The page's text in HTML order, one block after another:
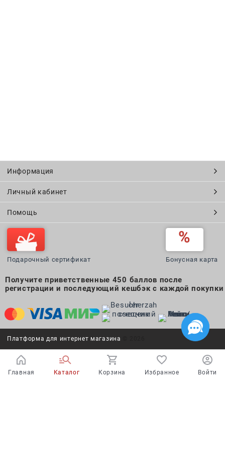
Информация
Личный кабинет
Помощь
Подарочный сертификат Бонусная карта
Получите приветственные 450 баллов после
регистрации и последующий кешбэк с каждой покупки
Платформа для интернет магазина
Главная Каталог Корзина Избранное Войти